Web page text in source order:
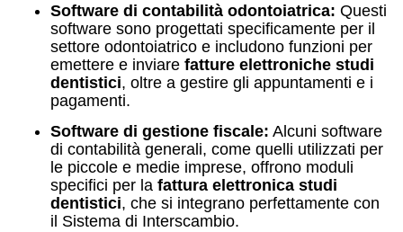
Software di contabilità odontoiatrica: Questi
software sono progettati specificamente per il
settore odontoiatrico e includono funzioni per
emettere e inviare fatture elettroniche studi
dentistici, oltre a gestire gli appuntamenti e i
pagamenti.
Software di gestione fiscale: Alcuni software
di contabilità generali, come quelli utilizzati per
le piccole e medie imprese, offrono moduli
specifici per la fattura elettronica studi
dentistici, che si integrano perfettamente con
il Sistema di Interscambio.